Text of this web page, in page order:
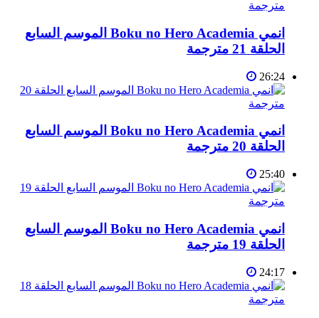
انمي Boku no Hero Academia الموسم السابع
الحلقة 21 مترجمة
26:24
انمي Boku no Hero Academia الموسم السابع
الحلقة 20 مترجمة
25:40
انمي Boku no Hero Academia الموسم السابع
الحلقة 19 مترجمة
24:17